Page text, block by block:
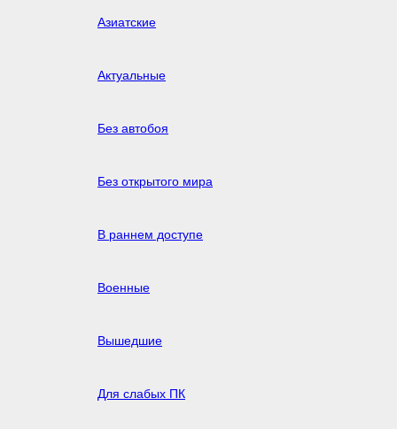
Азиатские
Актуальные
Без автобоя
Без открытого мира
В раннем доступе
Военные
Вышедшие
Для слабых ПК